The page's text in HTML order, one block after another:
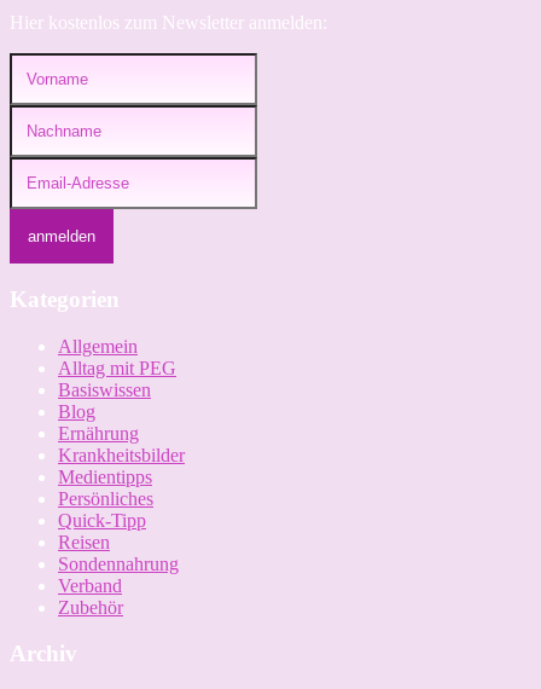
Hier kostenlos zum Newsletter anmelden:
Kategorien
Allgemein
Alltag mit PEG
Basiswissen
Blog
Ernährung
Krankheitsbilder
Medientipps
Persönliches
Quick-Tipp
Reisen
Sondennahrung
Verband
Zubehör
Archiv